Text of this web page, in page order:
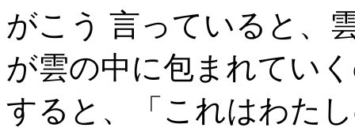
がこう 言っていると、
が雲の中に包まれてい
すると、「これはわた